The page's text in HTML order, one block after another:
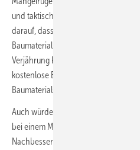
und taktisch klug zu behandeln. Dies
darauf, dass wegen der insoweit
Baumateriallieferanten bereits
Verjährung keinerlei
kostenlose Ersatzlieferung angeblich
Baumaterials besteht.
Auch würde der unbedacht
bei einem Mangel­anerkenntnis
Nachbesserungshandlungen quasi